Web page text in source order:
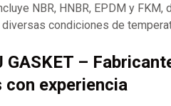
NBR, HNBR, EPDM y
condiciones de
GASKET –
experiencia